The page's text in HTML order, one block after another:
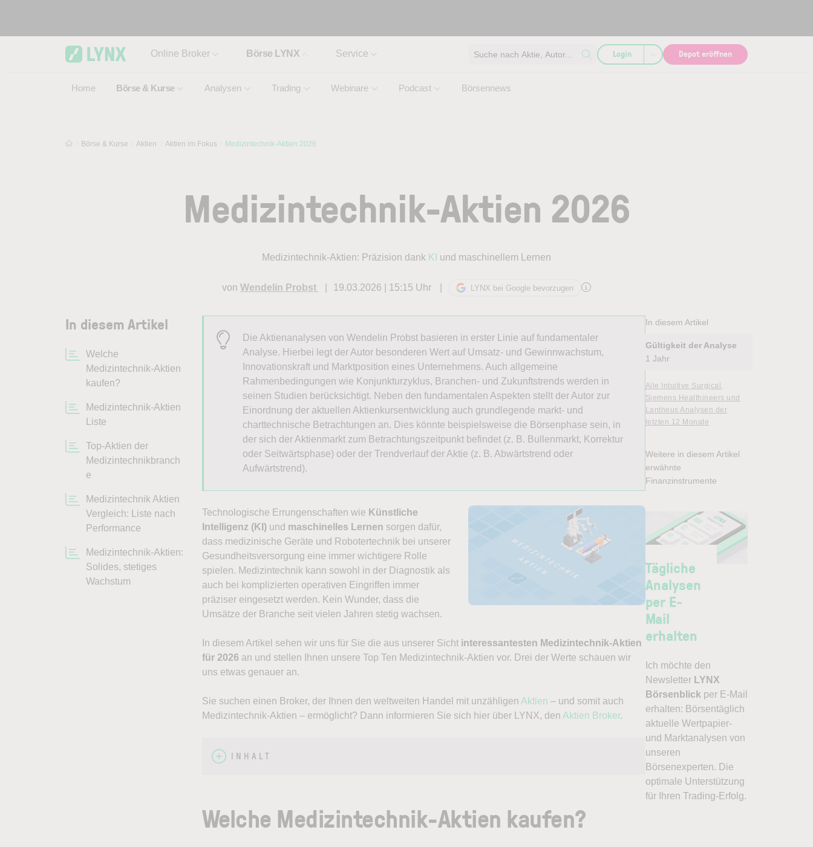
Online Broker Börse LYNX
Home Börse & Kurse Analysen Trading Webinare Podcast Börsennews
Service Suche nach Aktie, Autor... Login Depot eröffnen
Börse & Kurse Aktien Aktien im Fokus Medizintechnik-Aktien 2026
Medizintechnik-Aktien 2026
Medizintechnik-Aktien: Präzision dank KI und maschinellem Lernen
von Wendelin Probst 19.03.2026 | 15:15 Uhr LYNX bei Google bevorzugen
In diesem Artikel
Welche
Medizintechnik-Aktien
kaufen?
Medizintechnik-Aktien
Liste
Top-Aktien der
Medizintechnikbranch
e
Medizintechnik Aktien
Vergleich: Liste nach
Performance
Medizintechnik-Aktien:
Solides, stetiges
Wachstum
Die Aktienanalysen von Wendelin Probst basieren in erster Linie auf fundamentaler
Analyse. Hierbei legt der Autor besonderen Wert auf Umsatz- und Gewinnwachstum,
Innovationskraft und Marktposition eines Unternehmens. Auch allgemeine
Rahmenbedingungen wie Konjunkturzyklus, Branchen- und Zukunftstrends werden in
seinen Studien berücksichtigt. Neben den fundamentalen Aspekten stellt der Autor zur
Einordnung der aktuellen Aktienkursentwicklung auch grundlegende markt- und
charttechnische Betrachtungen an. Dies könnte beispielsweise die Börsenphase sein, in
der sich der Aktienmarkt zum Betrachtungszeitpunkt befindet (z. B. Bullenmarkt, Korrektur
oder Seitwärtsphase) oder der Trendverlauf der Aktie (z. B. Abwärtstrend oder
Aufwärtstrend).
Technologische Errungenschaften wie Künstliche
Intelligenz (KI)und maschinelles Lernen sorgen dafür,
dass medizinische Geräte und Robotertechnik bei unserer
Gesundheitsversorgung eine immer wichtigere Rolle
spielen. Medizintechnik kann sowohl in der Diagnostik als
auch bei komplizierten operativen Eingriffen immer
präziser eingesetzt werden. Kein Wunder, dass die
Umsätze der Branche seit vielen Jahren stetig wachsen.
In diesem Artikel sehen wir uns für Sie die aus unserer Sicht interessantesten Medizintechnik-Aktien
für 2026 an und stellen Ihnen unsere Top Ten Medizintechnik-Aktien vor. Drei der Werte schauen wir
uns etwas genauer an.
Sie suchen einen Broker, der Ihnen den weltweiten Handel mit unzähligen Aktien – und somit auch
Medizintechnik-Aktien – ermöglicht? Dann informieren Sie sich hier über LYNX, den Aktien Broker.
INHALT
Welche Medizintechnik-Aktien kaufen?
In diesem Artikel
Weitere in diesem Artikel
erwähnte
Finanzinstrumente
Gültigkeit der Analyse
1 Jahr
Alle Intuitive Surgical,
Siemens Healthineers und
Lantheus Analysen der
letzten 12 Monate
Tägliche
Analysen
per E-
Mail
erhalten
Ich möchte den
Newsletter LYNX
Börsenblick per E-Mail
erhalten: Börsentäglich
aktuelle Wertpapier-
und Marktanalysen von
unseren
Börsenexperten. Die
optimale Unterstützung
für Ihren Trading-Erfolg.